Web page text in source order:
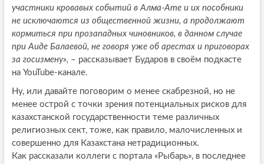
участники кровавых событий в Алма-Ате и их пособники
не исключаются из общественной жизни, а продолжают
кормиться при прозападных чиновников, в данном случае
при Аиде Балаевой, не говоря уже об арестах и приговорах
за госизмену», – рассказывает Бударов в своём подкасте
на YouTube-канале.
Ну, или давайте поговорим о менее скабрезной, но не
менее острой с точки зрения потенциальных рисков для
казахстанской государственности теме различных
религиозных сект, тоже, как правило, малочисленных и
совершенно для Казахстана нетрадиционных.
Как рассказали коллеги с портала «Рыбарь», в последнее